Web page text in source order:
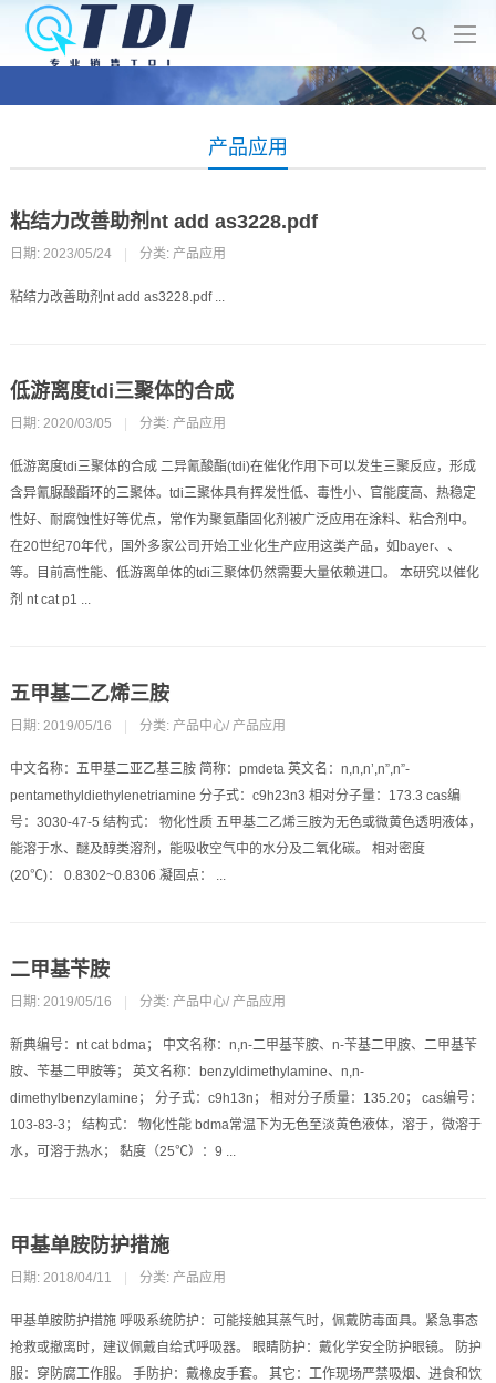
产品应用
粘结力改善助剂nt add as3228.pdf
日期: 2023/05/24 分类: 产品应用
粘结力改善助剂nt add as3228.pdf ...
低游离度tdi三聚体的合成
日期: 2020/03/05 分类: 产品应用
低游离度tdi三聚体的合成 二异氰酸酯(tdi)在催化作用下可以发生三聚反应，形成
含异氰脲酸酯环的三聚体。tdi三聚体具有挥发性低、毒性小、官能度高、热稳定
性好、耐腐蚀性好等优点，常作为聚氨酯固化剂被广泛应用在涂料、粘合剂中。
在20世纪70年代，国外多家公司开始工业化生产应用这类产品，如bayer、、
等。目前高性能、低游离单体的tdi三聚体仍然需要大量依赖进口。 本研究以催化
剂 nt cat p1 ...
五甲基二乙烯三胺
日期: 2019/05/16 分类: 产品中心/ 产品应用
中文名称：五甲基二亚乙基三胺 简称：pmdeta 英文名：n,n,n’,n”,n”-
pentamethyldiethylenetriamine 分子式：c9h23n3 相对分子量：173.3 cas编
号：3030-47-5 结构式： 物化性质 五甲基二乙烯三胺为无色或微黄色透明液体，
能溶于水、醚及醇类溶剂，能吸收空气中的水分及二氧化碳。 相对密度
(20℃)： 0.8302~0.8306 凝固点： ...
二甲基苄胺
日期: 2019/05/16 分类: 产品中心/ 产品应用
新典编号：nt cat bdma； 中文名称：n,n-二甲基苄胺、n-苄基二甲胺、二甲基苄
胺、苄基二甲胺等； 英文名称：benzyldimethylamine、n,n-
dimethylbenzylamine； 分子式：c9h13n； 相对分子质量：135.20； cas编号：
103-83-3； 结构式： 物化性能 bdma常温下为无色至淡黄色液体，溶于，微溶于
水，可溶于热水； 黏度（25℃）：9 ...
甲基单胺防护措施
日期: 2018/04/11 分类: 产品应用
甲基单胺防护措施 呼吸系统防护：可能接触其蒸气时，佩戴防毒面具。紧急事态
抢救或撤离时，建议佩戴自给式呼吸器。 眼睛防护：戴化学安全防护眼镜。 防护
服：穿防腐工作服。 手防护：戴橡皮手套。 其它：工作现场严禁吸烟、进食和饮